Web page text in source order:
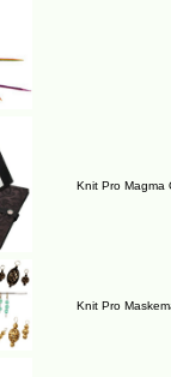
Knit Pro Magma
Knit Pro